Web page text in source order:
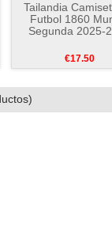
Tailandia
Futbol 1860
Segunda 2025-
€17.50